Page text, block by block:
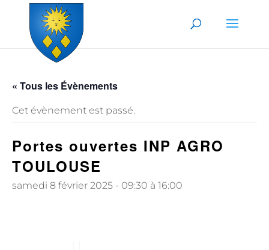
Skip to content
« Tous les Évènements
Cet évènement est passé.
Portes ouvertes INP AGRO
TOULOUSE
samedi 8 février 2025 - 09:30 à 16:00